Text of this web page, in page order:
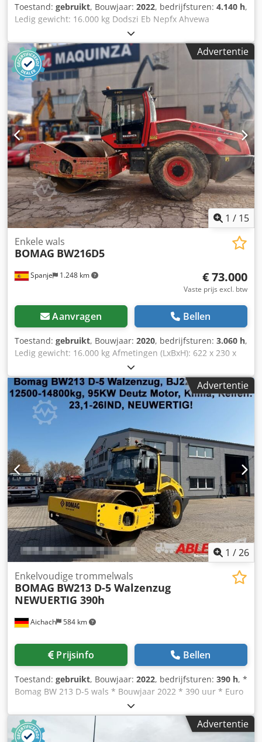
Toestand: gebruikt, Bouwjaar: 2022, bedrijfsturen: 4.140 h,
Ledig gewicht: 16.000 kg Dodszi Eb Nepfx Ahvewa
Afmetingen (LxBxH): 622 x 230 x 299 cm
Advertentie
1 / 15
Spanje 1.248 km
Enkele wals
BOMAG BW216D5
€ 73.000
Vaste prijs excl. btw
Aanvragen Bellen
Toestand: gebruikt, Bouwjaar: 2020, bedrijfsturen: 3.060 h,
Ledig gewicht: 16.000 kg Afmetingen (LxBxH): 622 x 230 x
299 cm Motor type: Deutz DEUTZ TCD4.1 L-4 = Aanvullende
opties en accessoires = Dwjdpfx Asygu Rvehvea -
Stoelverwarming
Advertentie
1 /26
Aichach 584 km
Enkelvoudige trommelwals
BOMAG BW213 D-5 Walzenzug
NEWUERTIG 390h
Prijsinfo Bellen
Toestand: gebruikt, Bouwjaar: 2022, bedrijfsturen: 390 h, *
Bomag BW 213 D-5 wals * Bouwjaar 2022 * 390 uur * Euro
5 * 12.500-14.800 kg Dedpfoyr U Tnox Ahvjwa * 95KW
Deutz motor * Airconditioning * Banden: 23,1-26IND * IN
NIEUWE STAAT!
Advertentie